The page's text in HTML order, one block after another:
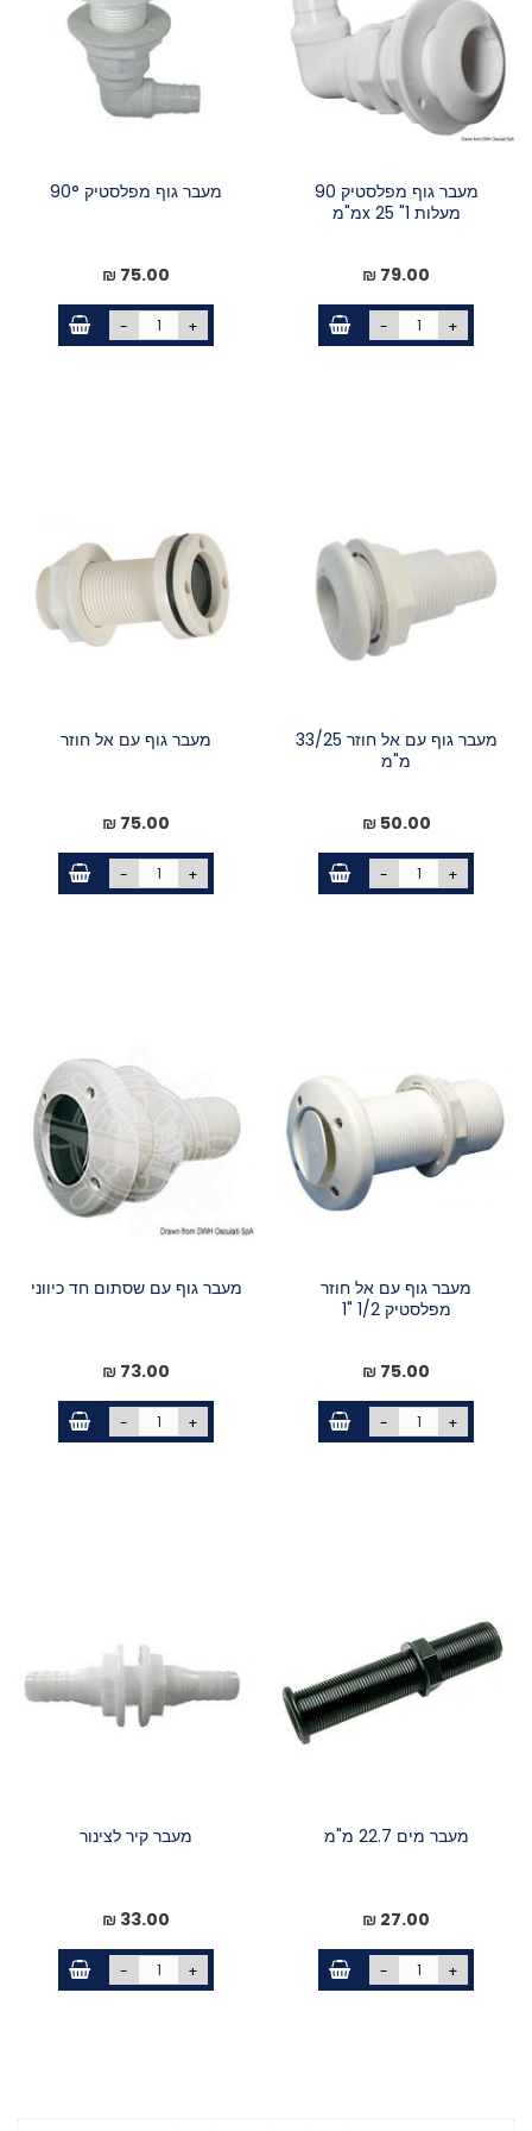
מעבר גוף מפלסטיק 90
מעלות 1" x 25מ"מ
79.00 ₪
- +
מעבר גוף מפלסטיק 90°
75.00 ₪
- +
מעבר גוף עם אל חוזר 33/25
מ"מ
50.00 ₪
- +
מעבר גוף עם אל חוזר
75.00 ₪
- +
מעבר גוף עם אל חוזר
מפלסטיק 1/2 "1
75.00 ₪
- +
מעבר גוף עם שסתום חד כיווני
73.00 ₪
- +
מעבר מים 22.7 מ"מ
27.00 ₪
- +
מעבר קיר לצינור
33.00 ₪
- +